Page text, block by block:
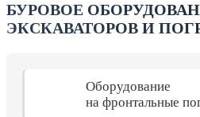
БУРОВОЕ
ЭКСКАВАТОРОВ И
Оборудование
на фронтальные